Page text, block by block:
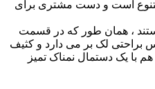
است و دست مشتری برای
، همان طور که در قسمت
براحتی لک بر می دارد و کثیف
با یک دستمال نمناک تمیز